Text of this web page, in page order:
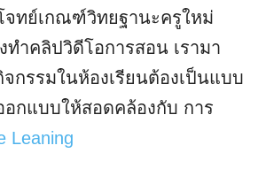
ทย์เกณฑ์วิทยฐานะครูใหม่
ำคลิปวิดีโอการสอน เรามา
กรรมในห้องเรียนต้องเป็นแบบ
กแบบให้สอดคล้องกับ การ
Leaning